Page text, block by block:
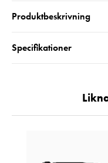
Produktbeskrivning
Specifikationer